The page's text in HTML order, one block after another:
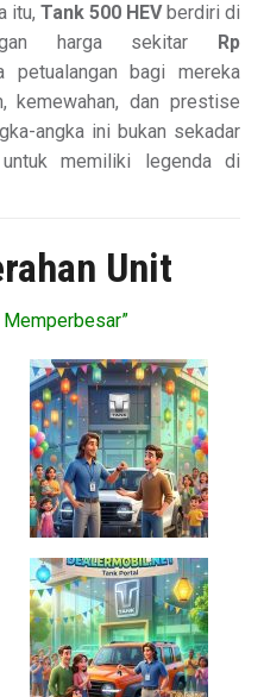
itu, Tank 500 HEVberdiri di
harga sekitar
Rp
petualangan bagi mereka
kemewahan, dan prestise
angka ini bukan sekadar
untuk memiliki legenda di
Unit